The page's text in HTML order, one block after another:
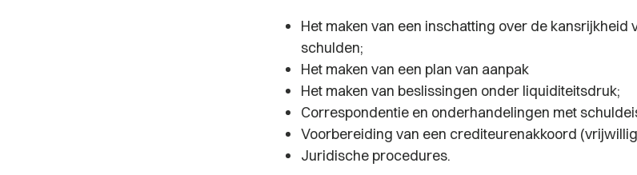
Het maken van een inschatting over de kansrijkheid
schulden;
Het maken van een plan van aanpak
Het maken van beslissingen onder liquiditeitsdruk;
Correspondentie en onderhandelingen met
Voorbereiding van een crediteurenakkoord
Juridische procedures.